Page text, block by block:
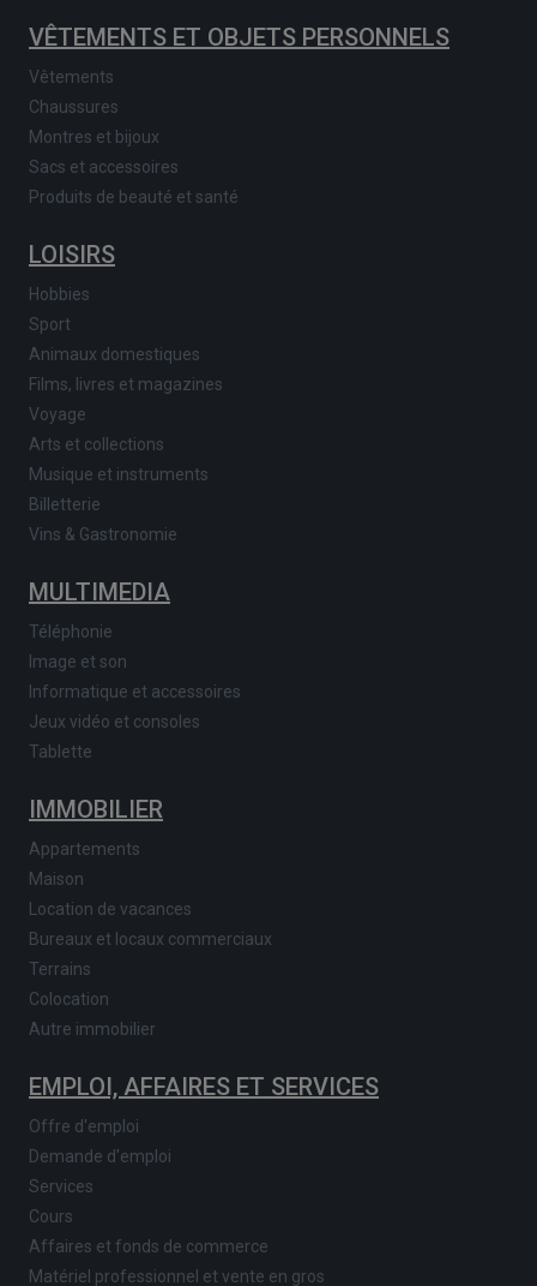
VÊTEMENTS ET OBJETS PERSONNELS
Vêtements
Chaussures
Montres et bijoux
Sacs et accessoires
Produits de beauté et santé
LOISIRS
Hobbies
Sport
Animaux domestiques
Films, livres et magazines
Voyage
Arts et collections
Musique et instruments
Billetterie
Vins & Gastronomie
MULTIMEDIA
Téléphonie
Image et son
Informatique et accessoires
Jeux vidéo et consoles
Tablette
IMMOBILIER
Appartements
Maison
Location de vacances
Bureaux et locaux commerciaux
Terrains
Colocation
Autre immobilier
EMPLOI, AFFAIRES ET SERVICES
Offre d'emploi
Demande d'emploi
Services
Cours
Affaires et fonds de commerce
Matériel professionnel et vente en gros